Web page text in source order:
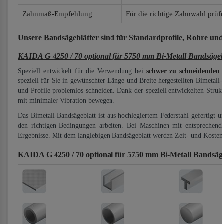
Zahnmaß-Empfehlung Für die richtige Zahnwahl
Unsere Bandsägeblätter sind für Standardprofile, Rohre
KAIDA G 4250 / 70 optional für 5750 mm Bi-Metall
Speziell entwickelt für die Verwendung bei schwer zu
speziell für Sie in gewünschter Länge und Breite hergestellten
und Profile problemlos schneiden. Dank der speziell entwickelten
mit minimaler Vibration bewegen.
Das Bimetall-Bandsägeblatt ist aus hochlegiertem Federstahl
den richtigen Bedingungen arbeiten. Bei Maschinen mit
Ergebnisse. Mit dem langlebigen Bandsägeblatt werden Zeit- und
KAIDA G 4250 / 70 optional für 5750 mm Bi-Metall